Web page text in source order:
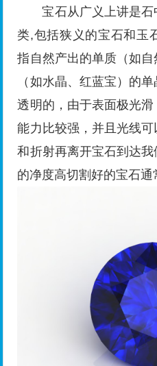
宝石从广义上讲是
类,包括狭义的宝石和玉
指自然产出的单质（如
（如水晶、红蓝宝）的
透明的，由于表面极光
能力比较强，并且光线
和折射再离开宝石到达
的净度高切割好的宝石通